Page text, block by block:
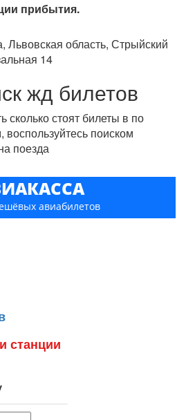
прибытия.
Львовская область, Стрыйский
14
жд билетов
сколько стоят билеты в по
поиском
поезда
авиабилетов
станции